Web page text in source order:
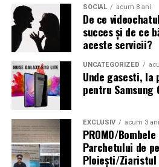
SOCIAL acum 8 ani
De ce
succes și de ce
aceste servicii?
UNCATEGORIZED
Unde gasesti, la
pentru Samsung
EXCLUSIV acum 3 ani
PROMO/
Parchetului de
Ploieşti/Ziaristul